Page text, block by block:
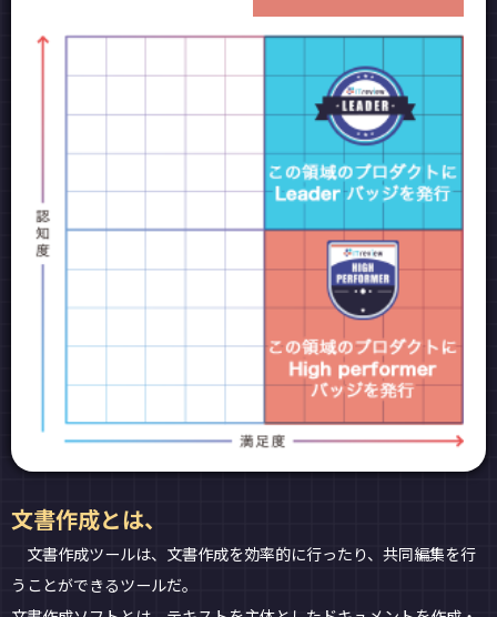
文書作成とは、
文書作成ツールは、文書作成を効率的に行ったり、共同編集を行
うことができるツールだ。